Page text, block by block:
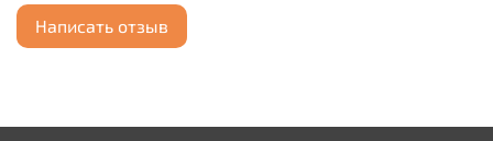
Написать отзыв